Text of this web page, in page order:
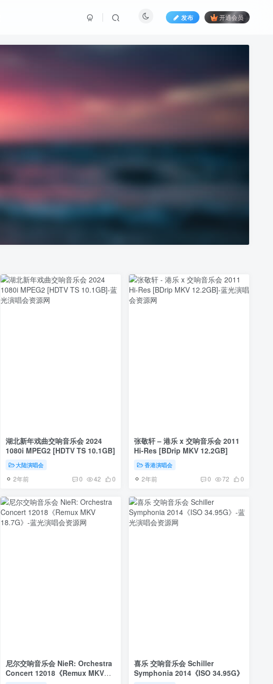
发布 开通会员
湖北新年戏曲交响音乐会 2024
1080i MPEG2 [HDTV TS 10.1GB]
大陆演唱会
2年前 0 42 0
张敬轩 – 港乐 x 交响音乐会 2011
Hi-Res [BDrip MKV 12.2GB]
香港演唱会
2年前 0 72 0
尼尔交响音乐会 NieR: Orchestra
Concert 12018《Remux MKV
喜乐 交响音乐会 Schiller
Symphonia 2014《ISO 34.95G》